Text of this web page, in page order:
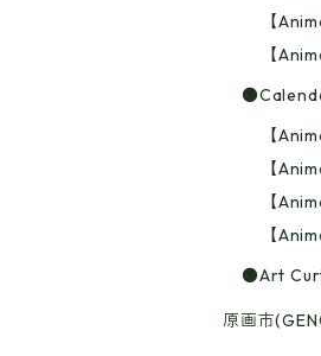
【
【
【
【
【
【
●Art
原画市